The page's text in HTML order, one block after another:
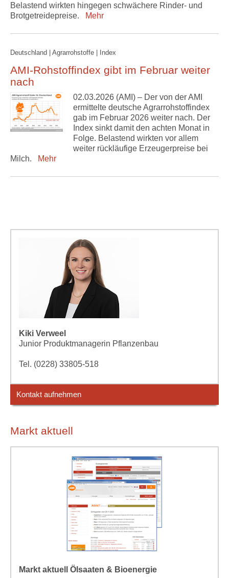
Belastend wirkten hingegen schwächere Rinder- und
Brotgetreidepreise.
Mehr
Deutschland | Agrarrohstoffe | Index
AMI-Rohstoffindex gibt im Februar weiter
nach
02.03.2026 (AMI) – Der von der AMI
ermittelte deutsche Agrarrohstoffindex
gab im Februar 2026 weiter nach. Der
Index sinkt damit den achten Monat in
Folge. Belastend wirkten vor allem
weiter rückläufige Erzeugerpreise bei
Milch.
Mehr
Kiki Verweel
Junior Produktmanagerin Pflanzenbau
Tel. (0228) 33805-518
Kontakt aufnehmen
Markt aktuell
Markt aktuell Ölsaaten & Bioenergie